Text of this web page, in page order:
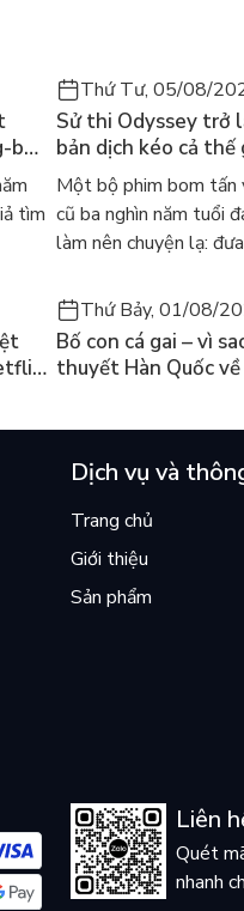
bok
tìm
Thứ Tư, 05/08/
Sử thi Odyssey trở
bản dịch kéo cả thế
học kinh điển
Một bộ phim bom tấn
cũ ba nghìn năm tuổi
làm nên chuyện lạ:
Thứ Bảy, 01/08/
Bố con cá gai – vì
thuyết Hàn Quốc
Dịch vụ và
Trang chủ
Giới thiệu
Sản phẩm
Liên
Quét
nhanh